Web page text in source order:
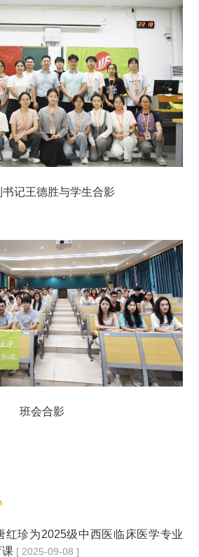
书记王德胜与学生合影
班会合影
红珍为2025级中西医临床医学专业
课 [ 2025-09-08 ]